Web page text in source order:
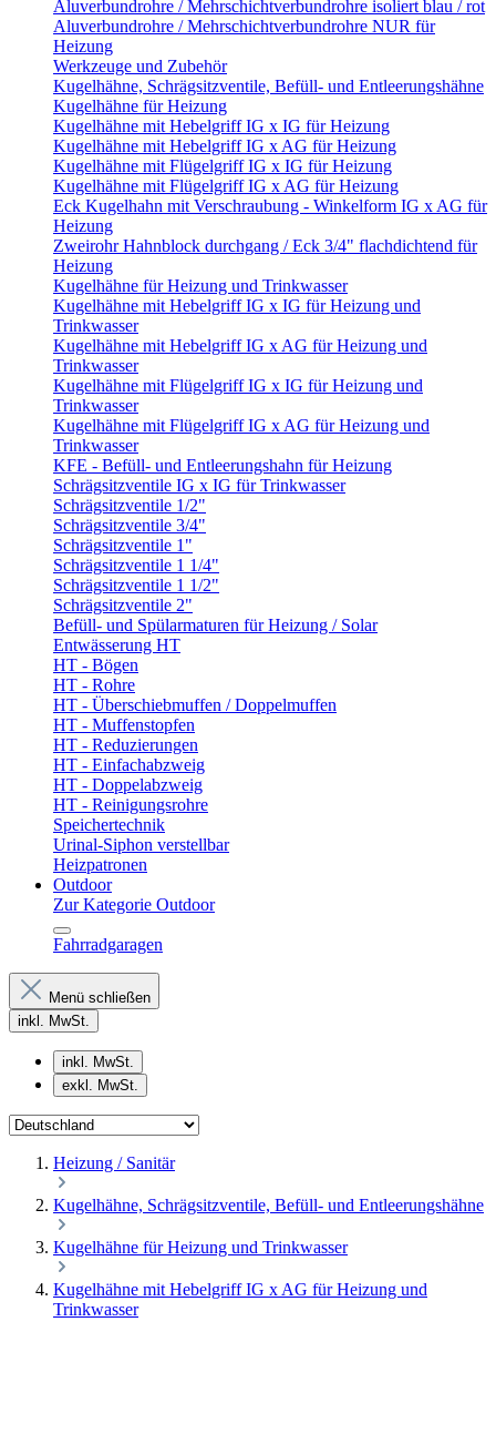
Aluverbundrohre / Mehrschichtverbundrohre isoliert blau / rot
Aluverbundrohre / Mehrschichtverbundrohre NUR für
Heizung
Werkzeuge und Zubehör
Kugelhähne, Schrägsitzventile, Befüll- und Entleerungshähne
Kugelhähne für Heizung
Kugelhähne mit Hebelgriff IG x IG für Heizung
Kugelhähne mit Hebelgriff IG x AG für Heizung
Kugelhähne mit Flügelgriff IG x IG für Heizung
Kugelhähne mit Flügelgriff IG x AG für Heizung
Eck Kugelhahn mit Verschraubung - Winkelform IG x AG für
Heizung
Zweirohr Hahnblock durchgang / Eck 3/4" flachdichtend für
Heizung
Kugelhähne für Heizung und Trinkwasser
Kugelhähne mit Hebelgriff IG x IG für Heizung und
Trinkwasser
Kugelhähne mit Hebelgriff IG x AG für Heizung und
Trinkwasser
Kugelhähne mit Flügelgriff IG x IG für Heizung und
Trinkwasser
Kugelhähne mit Flügelgriff IG x AG für Heizung und
Trinkwasser
KFE - Befüll- und Entleerungshahn für Heizung
Schrägsitzventile IG x IG für Trinkwasser
Schrägsitzventile 1/2"
Schrägsitzventile 3/4"
Schrägsitzventile 1"
Schrägsitzventile 1 1/4"
Schrägsitzventile 1 1/2"
Schrägsitzventile 2"
Befüll- und Spülarmaturen für Heizung / Solar
Entwässerung HT
HT - Bögen
HT - Rohre
HT - Überschiebmuffen / Doppelmuffen
HT - Muffenstopfen
HT - Reduzierungen
HT - Einfachabzweig
HT - Doppelabzweig
HT - Reinigungsrohre
Speichertechnik
Urinal-Siphon verstellbar
Heizpatronen
Outdoor
Zur Kategorie Outdoor
Fahrradgaragen
Menü schließen
inkl. MwSt.
inkl. MwSt.
exkl. MwSt.
Heizung / Sanitär
Kugelhähne, Schrägsitzventile, Befüll- und Entleerungshähne
Kugelhähne für Heizung und Trinkwasser
Kugelhähne mit Hebelgriff IG x AG für Heizung und
Trinkwasser